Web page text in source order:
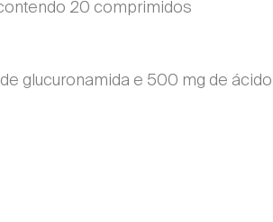
20 comprimidos
glucuronamida e 500 mg de ácido